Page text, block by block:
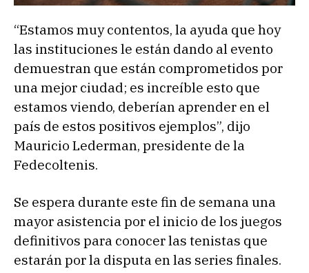
“Estamos muy contentos, la ayuda que hoy
las instituciones le están dando al evento
demuestran que están comprometidos por
una mejor ciudad; es increíble esto que
estamos viendo, deberían aprender en el
país de estos positivos ejemplos”, dijo
Mauricio Lederman, presidente de la
Fedecoltenis.
Se espera durante este fin de semana una
mayor asistencia por el inicio de los juegos
definitivos para conocer las tenistas que
estarán por la disputa en las series finales.